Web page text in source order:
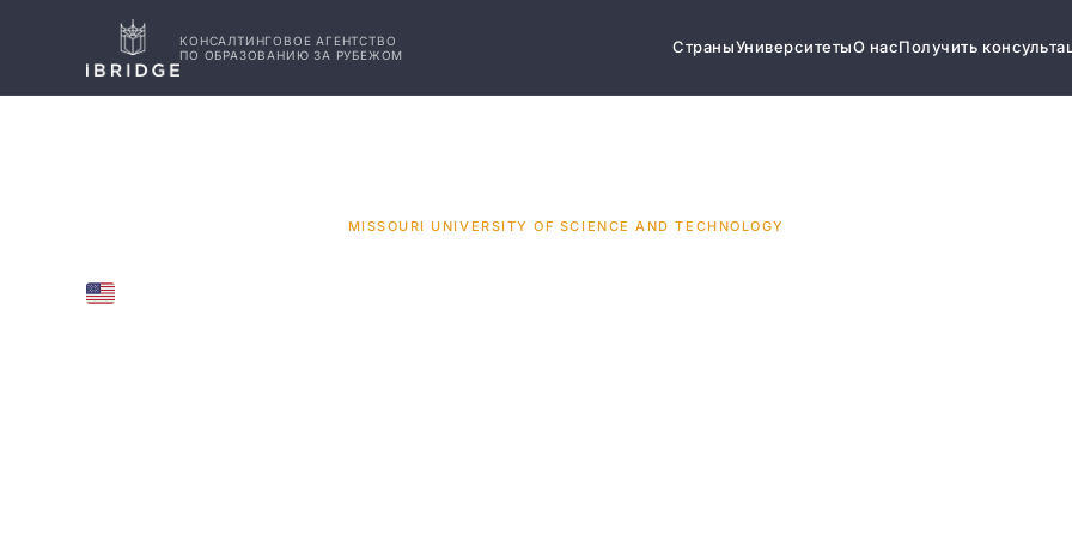
КОНСАЛТИНГОВОЕ АГЕНТСТВО
ПО ОБРАЗОВАНИЮ ЗА РУБЕЖОМ
СтраныУниверситетыО насПолучить
MISSOURI UNIVERSITY OF SCIENCE AND TECHNOLOGY